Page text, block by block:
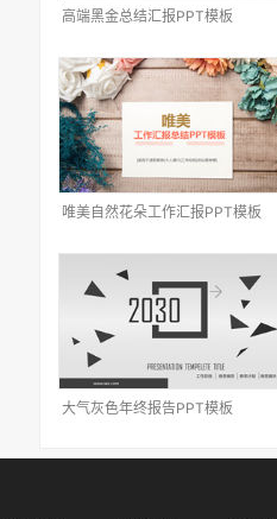
高端黑金总结汇报PPT模板
唯美自然花朵工作汇报PPT模板
大气灰色年终报告PPT模板